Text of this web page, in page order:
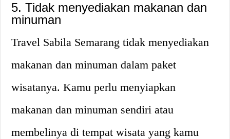
5. Tidak menyediakan makanan dan
minuman
Travel Sabila Semarang tidak menyediakan
makanan dan minuman dalam paket
wisatanya. Kamu perlu menyiapkan
makanan dan minuman sendiri atau
membelinya di tempat wisata yang kamu